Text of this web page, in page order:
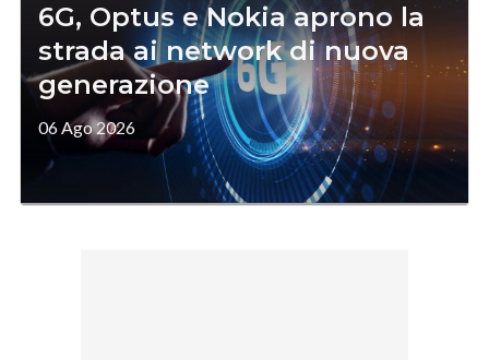
6G, Optus e Nokia aprono la
strada ai network di nuova
generazione
06 Ago 2026